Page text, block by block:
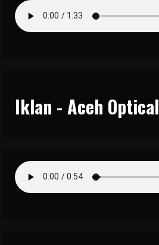
Iklan - Aceh Optical